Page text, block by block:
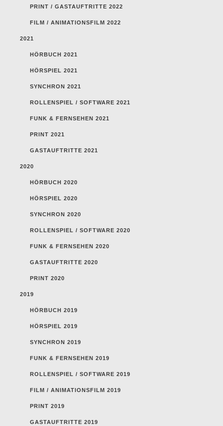
PRINT / GASTAUFTRITTE 2022
FILM / ANIMATIONSFILM 2022
2021
HÖRBUCH 2021
HÖRSPIEL 2021
SYNCHRON 2021
ROLLENSPIEL / SOFTWARE 2021
FUNK & FERNSEHEN 2021
PRINT 2021
GASTAUFTRITTE 2021
2020
HÖRBUCH 2020
HÖRSPIEL 2020
SYNCHRON 2020
ROLLENSPIEL / SOFTWARE 2020
FUNK & FERNSEHEN 2020
GASTAUFTRITTE 2020
PRINT 2020
2019
HÖRBUCH 2019
HÖRSPIEL 2019
SYNCHRON 2019
FUNK & FERNSEHEN 2019
ROLLENSPIEL / SOFTWARE 2019
FILM / ANIMATIONSFILM 2019
PRINT 2019
GASTAUFTRITTE 2019